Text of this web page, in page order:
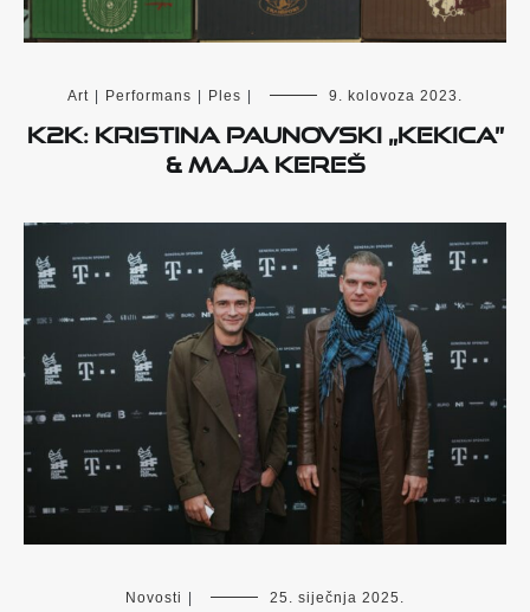
Art | Performans | Ples | 9. kolovoza 2023.
K2K: Kristina Paunovski „Kekica”
& Maja Kereš
Novosti | 25. siječnja 2025.